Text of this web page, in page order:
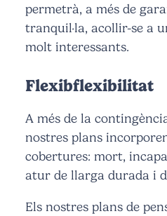
permetrà, a més de
tranquil·la, acollir-se a
molt interessants.
Flexibflexibilitat
A més de la
nostres plans
cobertures: mort,
atur de llarga durada i
Els nostres plans de